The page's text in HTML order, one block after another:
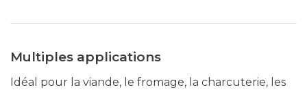
Multiples applications
Idéal pour la viande, le fromage, la charcuterie, les